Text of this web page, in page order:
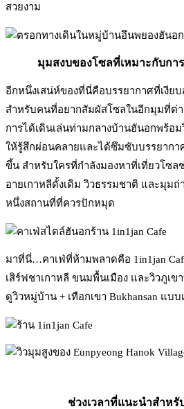
สวยงาม
มุมสงบของโซลที่เหมาะกับกา
อีกหนึ่งเสน่ห์ของที่นี่คือบรรยากาศที่เงียบ
สำหรับคนที่อยากสัมผัสโซลในอีกมุมที่ต่า
การได้เดินเล่นท่ามกลางบ้านฮันอกพร้อ
ให้รู้สึกผ่อนคลายและได้ซึมซับบรรยากา
ขึ้น สำหรับใครที่กำลังมองหาที่เที่ยวโซล
อายเกาหลีดั้งเดิม วิวธรรมชาติ และมุม
หนึ่งสถานที่ที่ควรปักหมุด
มาที่นี่…คาเฟ่ที่ห้ามพลาดคือ 1in1jan
เสิร์ฟชาเกาหลี ขนมพื้นเมือง และวิวภูเ
ดูวิวหมู่บ้าน + เทือกเขา Bukhansan แบบ
ช่วงเวลาที่แนะนำสำหรั